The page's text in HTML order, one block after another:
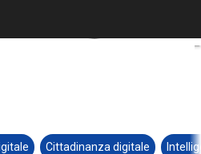
Cittadinanza digitale